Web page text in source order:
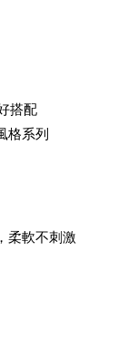
搭配
格系列
柔軟不刺激